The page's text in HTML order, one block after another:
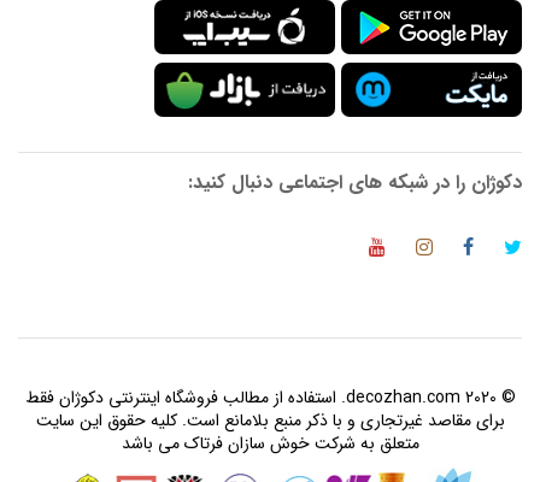
دکوژان را در شبکه های اجتماعی دنبال کنید:
© 2020 decozhan.com. استفاده از مطالب فروشگاه اینترنتی دکوژان فقط
برای مقاصد غیرتجاری و با ذکر منبع بلامانع است. کلیه حقوق این سایت
متعلق به شرکت خوش سازان فرتاک می باشد